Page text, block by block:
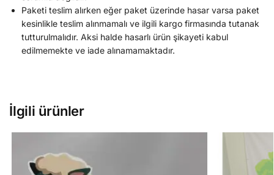
Paketi teslim alırken eğer paket üzerinde hasar varsa paket
kesinlikle teslim alınmamalı ve ilgili kargo firmasında tutanak
tutturulmalıdır. Aksi halde hasarlı ürün şikayeti kabul
edilmemekte ve iade alınamamaktadır.
İlgili ürünler